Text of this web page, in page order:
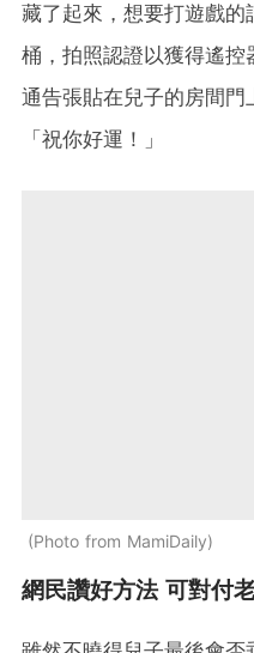
藏了起來，想要打遊戲
桶，拍照認證以獲得遙
通告張貼在兒子的房間門
「祝你好運！」
Photo from MamiDaily
網民讚好方法 可對付